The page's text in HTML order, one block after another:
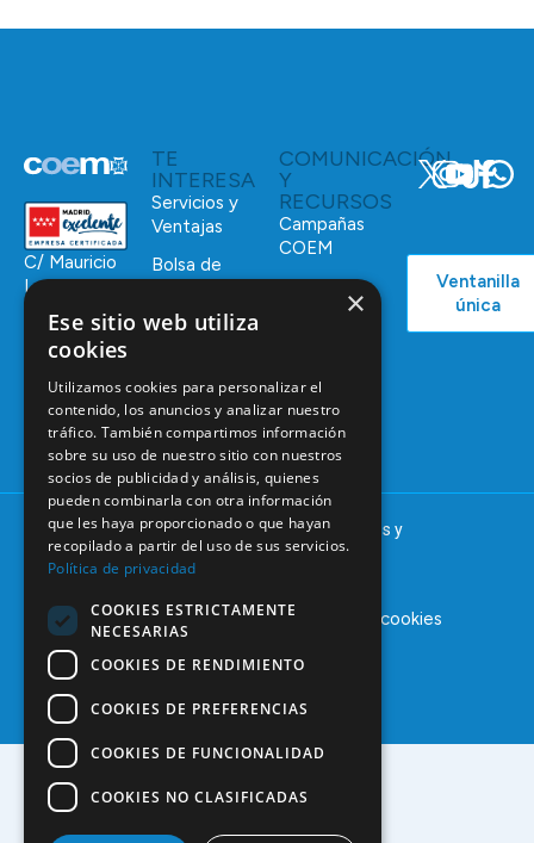
C/ Mauricio
Legendre,
28046
Madrid
91 561 29 05
informacion@coem.org.es
TE
INTERESA
Servicios y
Ventajas
Bolsa de
Formación
Tablón de
anuncios
COMUNICACIÓN
Y
RECURSOS
Campañas
COEM
Podcast
Ventanilla
única
© 2025 – COEM – Colegio Oficial de Odontólogos y
Estomatólogos de la I región
Aviso legalPolítica de privacidad Política de cookies
×
Ese sitio web utiliza
cookies
Utilizamos cookies para personalizar el
contenido, los anuncios y analizar nuestro
tráfico. También compartimos información
sobre su uso de nuestro sitio con nuestros
socios de publicidad y análisis, quienes
pueden combinarla con otra información
que les haya proporcionado o que hayan
recopilado a partir del uso de sus servicios.
Política de privacidad
COOKIES ESTRICTAMENTE
NECESARIAS
COOKIES DE RENDIMIENTO
COOKIES DE PREFERENCIAS
COOKIES DE FUNCIONALIDAD
COOKIES NO CLASIFICADAS